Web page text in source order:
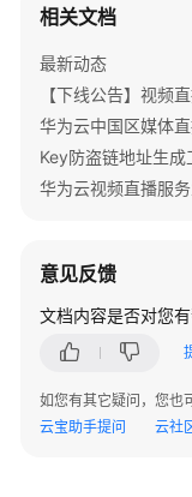
费
增
值
服
务
计
计
方
式
变
更
相关文档
最新动态
【下线公告】视频
华为云中国区媒体
Key防盗链地址生
意见反馈
文档内容是否对您有
如您有其它疑问，您也
云宝助手提问
云社